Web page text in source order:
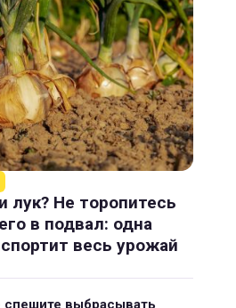
лук? Не торопитесь
в подвал: одна
весь урожай
спешите выбрасывать